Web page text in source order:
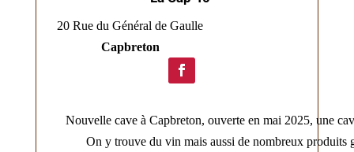
20 Rue du Général de Gaulle
Capbreton
Nouvelle cave à Capbreton, ouverte en mai 2025, une
On y trouve du vin mais aussi de nombreux produits